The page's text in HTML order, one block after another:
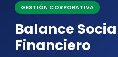
GESTIÓN CORPORATIVA
Balance
Financiero